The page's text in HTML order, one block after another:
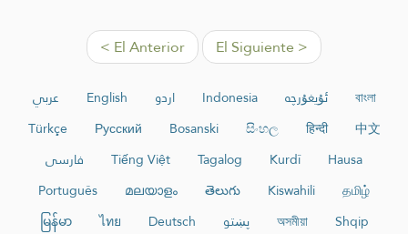
< El Anterior El Siguiente >
عربي English اردو Indonesia ئۇيغۇرچە
বাংলা
Türkçe
Русский Bosanski සිංහල हिन्दी
中文
فارسی
Tiếng Việt Tagalog Kurdî
Hausa
Português
മലയാളം తెలుగు Kiswahili
தமிழ்
မြန်မာ
ไทย Deutsch پښتو অসমীয়া
Shqip